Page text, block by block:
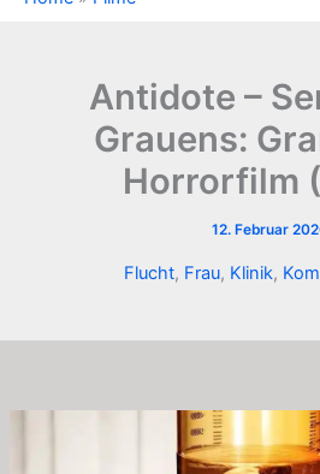
Antidote –
Grauens:
Horrorfilm
12. Februar
Flucht, Frau, Klinik,